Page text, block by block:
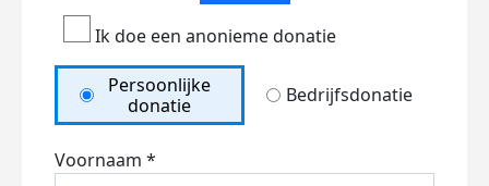
Ik doe een anonieme donatie
Persoonlijke
donatie
Bedrijfsdonatie
Voornaam *